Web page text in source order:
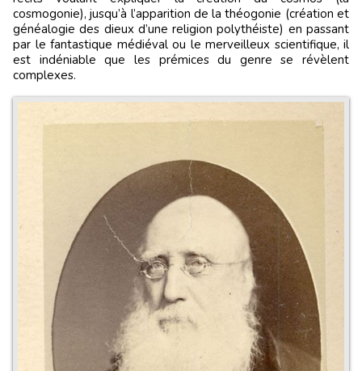
cosmogonie), jusqu’à l’apparition de la théogonie (création et
généalogie des dieux d’une religion polythéiste) en passant
par le fantastique médiéval ou le merveilleux scientifique, il
est indéniable que les prémices du genre se révèlent
complexes.